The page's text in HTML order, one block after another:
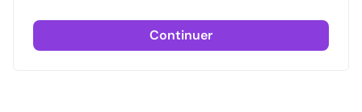
Continuer